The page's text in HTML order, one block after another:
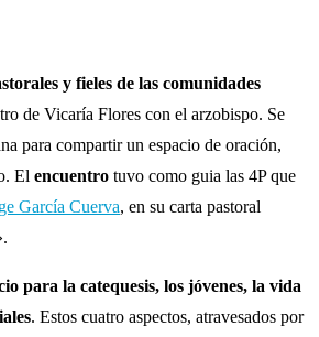
y fieles de las comunidades
de Vicaría Flores con el arzobispo. Se
para compartir un espacio de oración,
El encuentro tuvo como guia las 4P que
García Cuerva, en su carta pastoral
para la catequesis, los jóvenes, la vida
. Estos cuatro aspectos, atravesados por